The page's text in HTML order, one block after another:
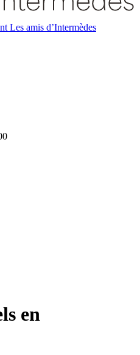
Les amis d’Intermèdes
en